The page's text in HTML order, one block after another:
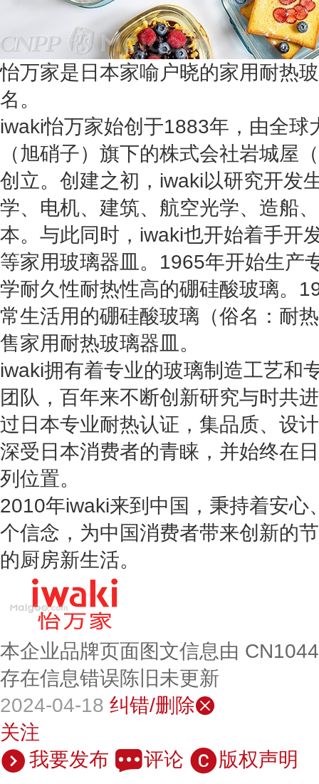
怡万家是日本家喻户晓的家用耐热
名。
iwaki怡万家始创于1883年，由全球
（旭硝子）旗下的株式会社岩城屋
创立。创建之初，iwaki以研究开发
学、电机、建筑、航空光学、造船
本。与此同时，iwaki也开始着手开
等家用玻璃器皿。1965年开始生产
学耐久性耐热性高的硼硅酸玻璃。
常生活用的硼硅酸玻璃（俗名：耐
售家用耐热玻璃器皿。
iwaki拥有着专业的玻璃制造工艺和
团队，百年来不断创新研究与时共
过日本专业耐热认证，集品质、设
深受日本消费者的青睐，并始终在
列位置。
2010年iwaki来到中国，秉持着安心
个信念，为中国消费者带来创新的
的厨房新生活。
本企业品牌页面图文信息由
存在信息错误陈旧未更新
2024-04-18 纠错/删除
关注
我要发布
评论 版权声明